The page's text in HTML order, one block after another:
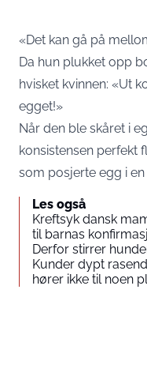
«Det kan gå på
Da hun plukket opp
hvisket kvinnen: «Ut
egget!»
Når den ble skåret i
konsistensen perfekt
som posjerte egg i
Les også
Kreftsyk dansk
til barnas
Derfor stirrer
Kunder dypt
hører ikke til noen